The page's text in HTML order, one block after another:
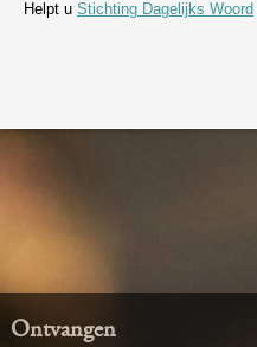
Helpt u Stichting Dagelijks Woord
Ontvangen